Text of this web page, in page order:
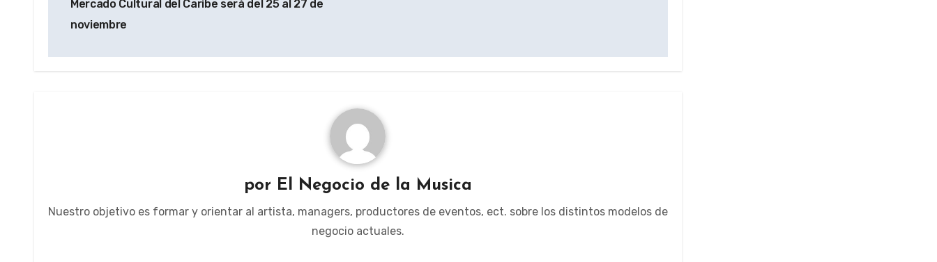
deMercado Cultural del Caribe será del 25 al 27 de
noviembre
por El Negocio de la Musica
Nuestro objetivo es formar y orientar al artista, managers, productores de eventos, ect. sobre los distintos modelos de
negocio actuales.